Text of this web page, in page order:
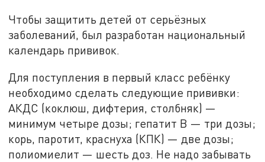
Чтобы защитить детей от серьёзных
заболеваний, был разработан национальный
календарь прививок.
Для поступления в первый класс ребёнку
необходимо сделать следующие прививки:
АКДС (коклюш, дифтерия, столбняк) —
минимум четыре дозы; гепатит В — три дозы;
корь, паротит, краснуха (КПК) — две дозы;
полиомиелит — шесть доз. Не надо забывать